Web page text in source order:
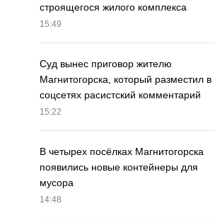
строящегося жилого комплекса
15:49
Суд вынес приговор жителю
Магнитогорска, который разместил в
соцсетях расистский комментарий
15:22
В четырех посёлках Магнитогорска
появились новые контейнеры для
мусора
14:48